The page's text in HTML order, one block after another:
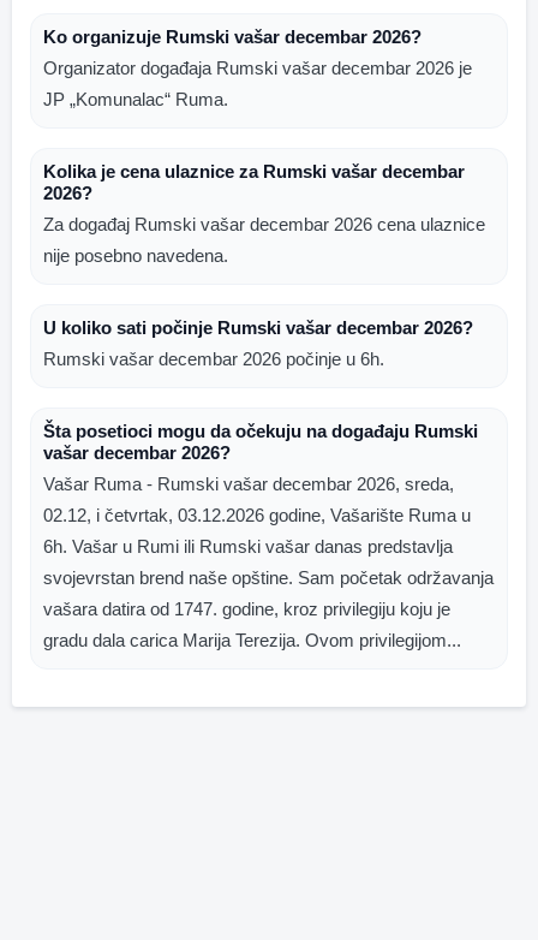
Ko organizuje Rumski vašar decembar 2026?
Organizator događaja Rumski vašar decembar 2026 je
JP „Komunalac“ Ruma.
Kolika je cena ulaznice za Rumski vašar decembar
2026?
Za događaj Rumski vašar decembar 2026 cena ulaznice
nije posebno navedena.
U koliko sati počinje Rumski vašar decembar 2026?
Rumski vašar decembar 2026 počinje u 6h.
Šta posetioci mogu da očekuju na događaju Rumski
vašar decembar 2026?
Vašar Ruma - Rumski vašar decembar 2026, sreda,
02.12, i četvrtak, 03.12.2026 godine, Vašarište Ruma u
6h. Vašar u Rumi ili Rumski vašar danas predstavlja
svojevrstan brend naše opštine. Sam početak održavanja
vašara datira od 1747. godine, kroz privilegiju koju je
gradu dala carica Marija Terezija. Ovom privilegijom...